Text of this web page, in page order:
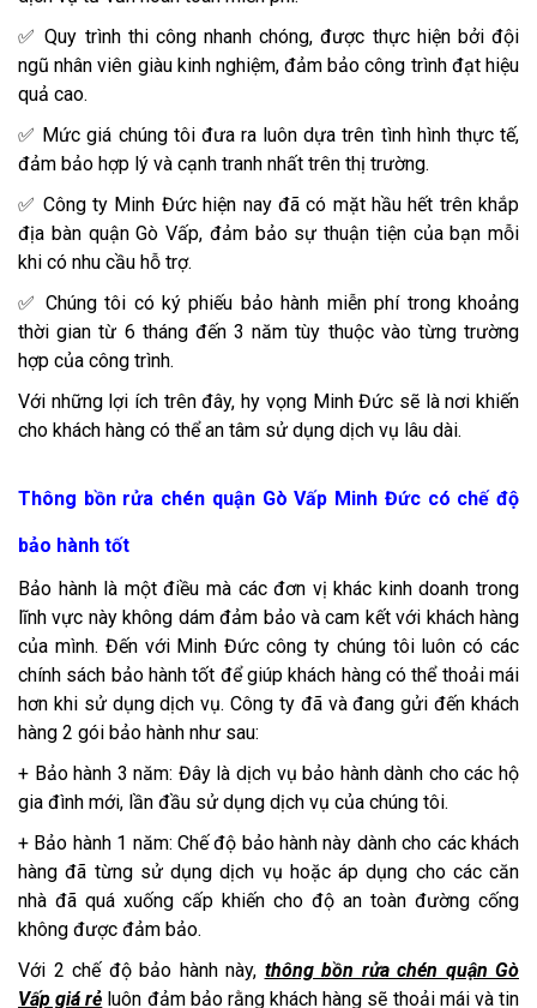
✅ Quy trình thi công nhanh chóng, được thực hiện bởi đội
ngũ nhân viên giàu kinh nghiệm, đảm bảo công trình đạt hiệu
quả cao.
✅ Mức giá chúng tôi đưa ra luôn dựa trên tình hình thực tế,
đảm bảo hợp lý và cạnh tranh nhất trên thị trường.
✅ Công ty Minh Đức hiện nay đã có mặt hầu hết trên khắp
địa bàn quận Gò Vấp, đảm bảo sự thuận tiện của bạn mỗi
khi có nhu cầu hỗ trợ.
✅ Chúng tôi có ký phiếu bảo hành miễn phí trong khoảng
thời gian từ 6 tháng đến 3 năm tùy thuộc vào từng trường
hợp của công trình.
Với những lợi ích trên đây, hy vọng Minh Đức sẽ là nơi khiến
cho khách hàng có thể an tâm sử dụng dịch vụ lâu dài.
Thông bồn rửa chén quận Gò Vấp Minh Đức có chế độ
bảo hành tốt
Bảo hành là một điều mà các đơn vị khác kinh doanh trong
lĩnh vực này không dám đảm bảo và cam kết với khách hàng
của mình. Đến với Minh Đức công ty chúng tôi luôn có các
chính sách bảo hành tốt để giúp khách hàng có thể thoải mái
hơn khi sử dụng dịch vụ. Công ty đã và đang gửi đến khách
hàng 2 gói bảo hành như sau:
+ Bảo hành 3 năm: Đây là dịch vụ bảo hành dành cho các hộ
gia đình mới, lần đầu sử dụng dịch vụ của chúng tôi.
+ Bảo hành 1 năm: Chế độ bảo hành này dành cho các khách
hàng đã từng sử dụng dịch vụ hoặc áp dụng cho các căn
nhà đã quá xuống cấp khiến cho độ an toàn đường cống
không được đảm bảo.
Với 2 chế độ bảo hành này, thông bồn rửa chén quận Gò
Vấp giá rẻ luôn đảm bảo rằng khách hàng sẽ thoải mái và tin